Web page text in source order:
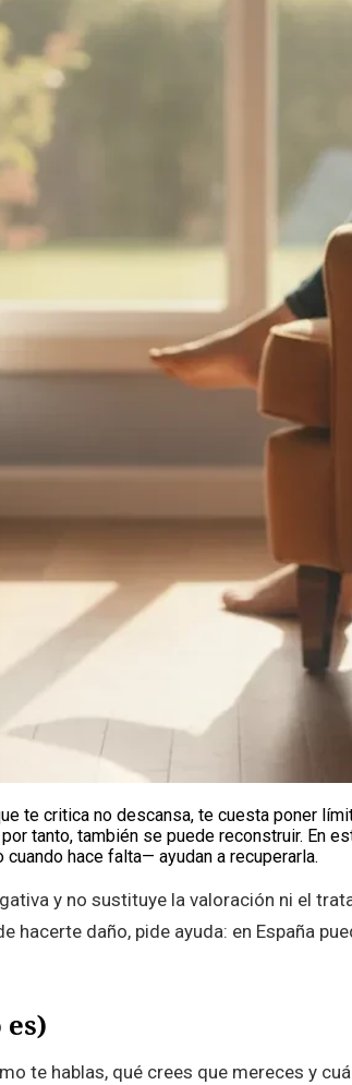
te critica no descansa, te cuesta poner
tanto, también se puede reconstruir. En
hace falta— ayudan a recuperarla.
y no sustituye la valoración ni el
daño, pide ayuda: en España
te hablas, qué crees que mereces y